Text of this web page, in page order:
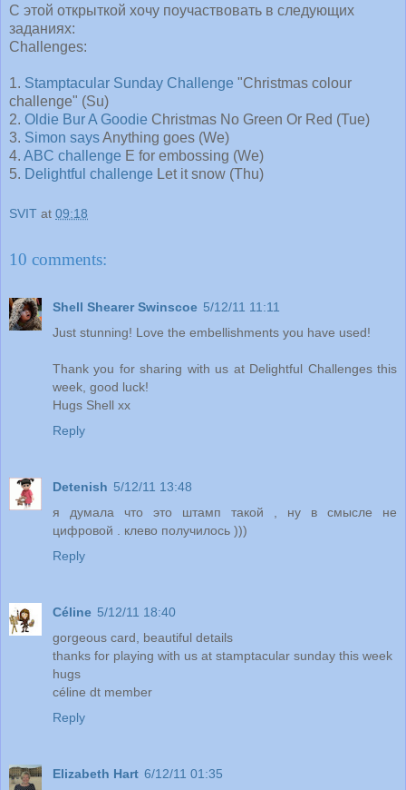
С этой открыткой хочу поучаствовать в следующих
заданиях:
Challenges:
1. Stamptacular Sunday Challenge "Christmas colour
challenge" (Su)
2. Oldie Bur A Goodie Christmas No Green Or Red (Tue)
3. Simon saysAnything goes (We)
4. ABC challenge E for embossing (We)
5. Delightful challenge Let it snow (Thu)
SVIT at 09:18
10 comments:
Shell Shearer Swinscoe 5/12/11 11:11
Just stunning! Love the embellishments you have used!
Thank you for sharing with us at Delightful Challenges this
week, good luck!
Hugs Shell xx
Reply
Detenish 5/12/11 13:48
я думала что это штамп такой , ну в смысле не
цифровой . клево получилось )))
Reply
Céline 5/12/11 18:40
gorgeous card, beautiful details
thanks for playing with us at stamptacular sunday this week
hugs
céline dt member
Reply
Elizabeth Hart 6/12/11 01:35